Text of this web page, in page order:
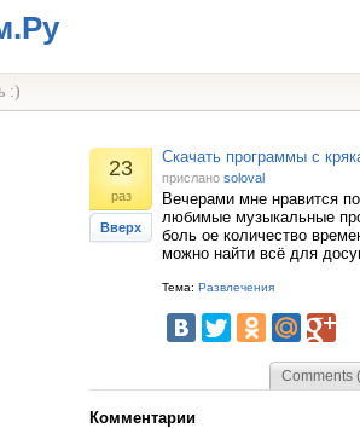
:)
23
раз
Вверх
Скачать программы с
прислано soloval
Вечерами мне нравится
любимые музыкальные
боль ое количество
можно найти всё для
Тема: Развлечения
Comments
Комментарии